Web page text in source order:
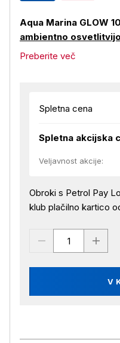
Aqua Marina GLOW
ambientno
Preberite več
Spletna cena
Spletna akcijska
Veljavnost akcije:
Obroki s Petrol Pay
klub plačilno kartico
V